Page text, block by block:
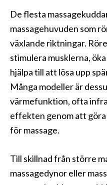
De flesta
massagehuvuden som
växlande riktningar.
stimulera musklerna,
hjälpa till att lösa upp
Många modeller är
värmefunktion, ofta
effekten genom att
för massage.
Till skillnad från större
massagedynor eller